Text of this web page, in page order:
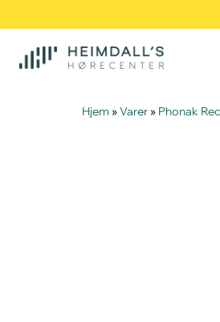
Hjem »Varer » Phonak